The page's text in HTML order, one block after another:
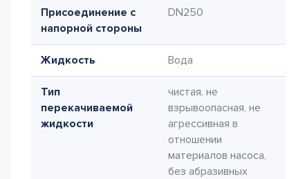
Присоединение с
напорной стороны
DN250
Жидкость Вода
Тип
перекачиваемой
жидкости
чистая, не
взрывоопасная, не
агрессивная в
отношении
материалов насоса,
без абразивных